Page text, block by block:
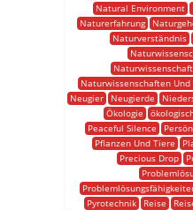
Natural Environment
Naturerfahrung
Naturverständnis
Naturwissenschaften
Neugier
Neugierde
Ökologie
Peaceful Silence
Pflanzen Und Tiere
Precious Drop
Pyrotechnik
Reise